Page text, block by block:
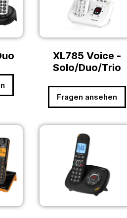
XL785 Voice -
Solo/Duo/Trio
Fragen ansehen